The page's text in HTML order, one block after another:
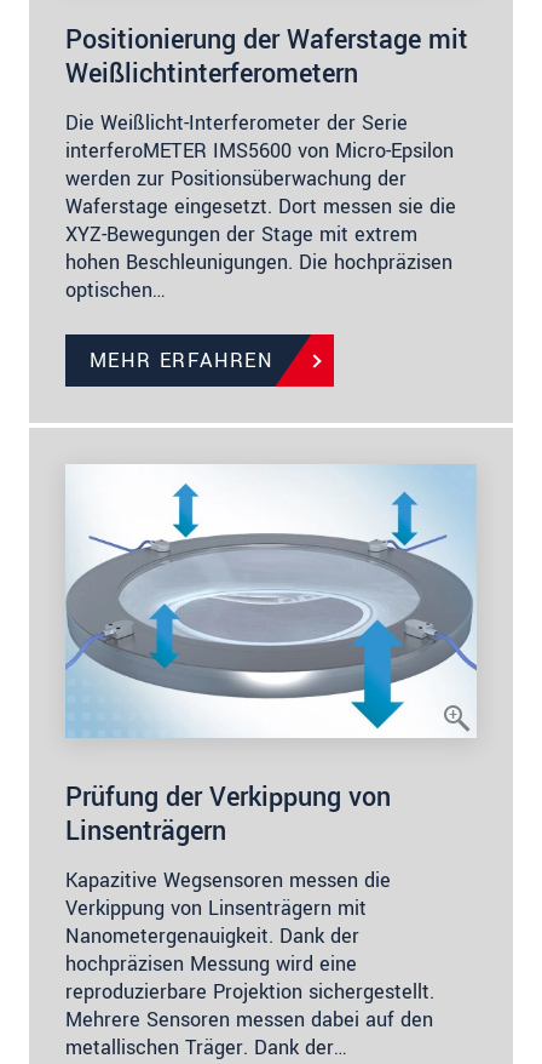
Positionierung der Waferstage mit
Weißlichtinterferometern
Die Weißlicht-Interferometer der Serie
interferoMETER IMS5600 von Micro-Epsilon
werden zur Positionsüberwachung der
Waferstage eingesetzt. Dort messen sie die
XYZ-Bewegungen der Stage mit extrem
hohen Beschleunigungen. Die hochpräzisen
optischen…
MEHR ERFAHREN
Prüfung der Verkippung von
Linsenträgern
Kapazitive Wegsensoren messen die
Verkippung von Linsenträgern mit
Nanometergenauigkeit. Dank der
hochpräzisen Messung wird eine
reproduzierbare Projektion sichergestellt.
Mehrere Sensoren messen dabei auf den
metallischen Träger. Dank der…